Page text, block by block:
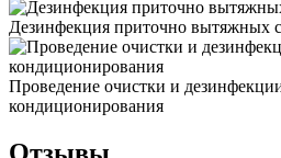
Дезинфекция приточно вытяжных
Проведение очистки и
кондиционирования
Отзывы